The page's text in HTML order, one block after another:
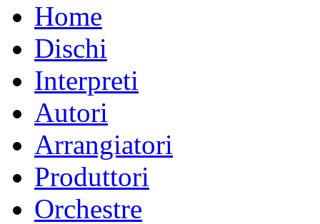
Home
Dischi
Interpreti
Autori
Arrangiatori
Produttori
Orchestre